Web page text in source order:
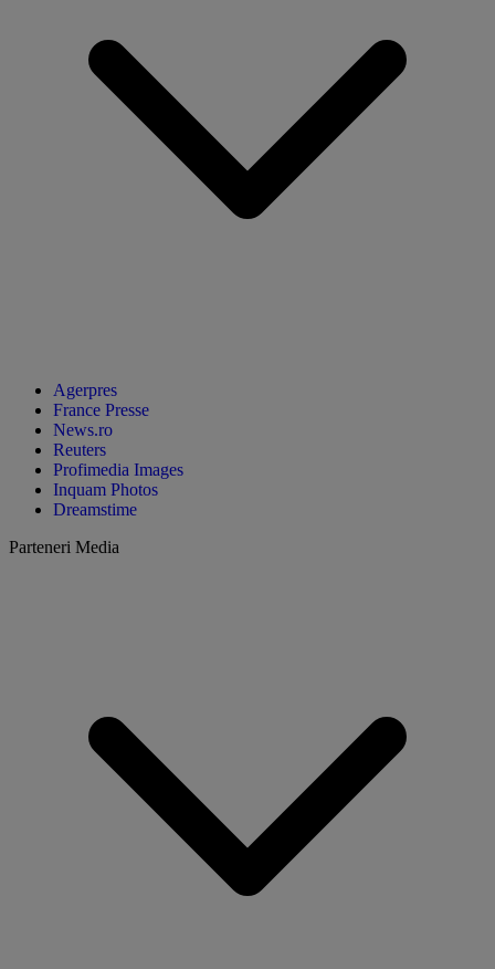
Agerpres
France Presse
News.ro
Reuters
Profimedia Images
Inquam Photos
Dreamstime
Parteneri Media